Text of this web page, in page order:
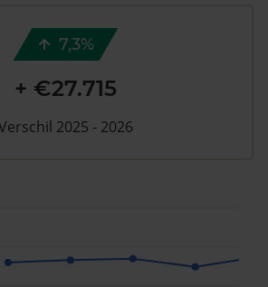
7,3%
+ €27.715
2025 - 2026